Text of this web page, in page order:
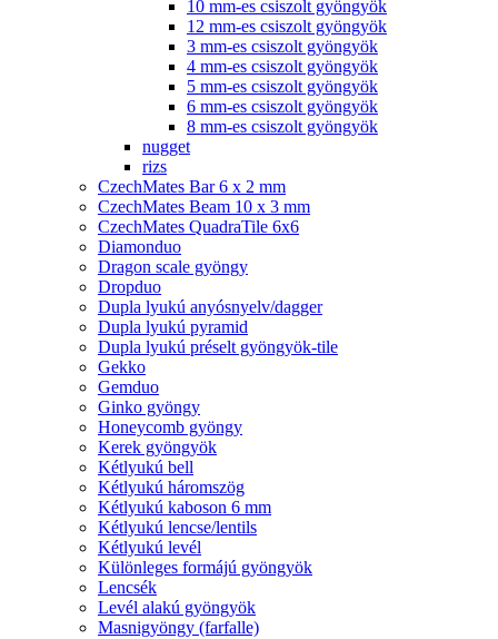
10 mm-es csiszolt gyöngyök
12 mm-es csiszolt gyöngyök
3 mm-es csiszolt gyöngyök
4 mm-es csiszolt gyöngyök
5 mm-es csiszolt gyöngyök
6 mm-es csiszolt gyöngyök
8 mm-es csiszolt gyöngyök
nugget
rizs
CzechMates Bar 6 x 2 mm
CzechMates Beam 10 x 3 mm
CzechMates QuadraTile 6x6
Diamonduo
Dragon scale gyöngy
Dropduo
Dupla lyukú anyósnyelv/dagger
Dupla lyukú pyramid
Dupla lyukú préselt gyöngyök-tile
Gekko
Gemduo
Ginko gyöngy
Honeycomb gyöngy
Kerek gyöngyök
Kétlyukú bell
Kétlyukú háromszög
Kétlyukú kaboson 6 mm
Kétlyukú lencse/lentils
Kétlyukú levél
Különleges formájú gyöngyök
Lencsék
Levél alakú gyöngyök
Masnigyöngy (farfalle)